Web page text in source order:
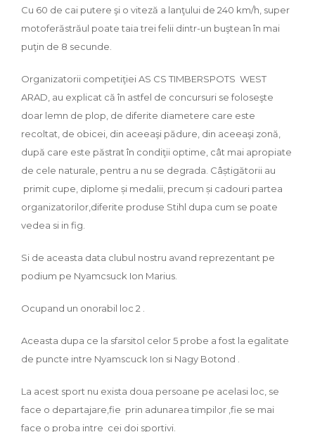
Cu 60 de cai putere şi o viteză a lanţului de 240 km/h, super
motoferăstrăul poate taia trei felii dintr-un buştean în mai
puţin de 8 secunde.
Organizatorii competiţiei AS CS TIMBERSPOTS WEST
ARAD, au explicat că în astfel de concursuri se foloseşte
doar lemn de plop, de diferite diametere care este
recoltat, de obicei, din aceeaşi pădure, din aceeaşi zonă,
după care este păstrat în condiţii optime, cât mai apropiate
de cele naturale, pentru a nu se degrada. Câștigătorii au
primit cupe, diplome și medalii, precum și cadouri partea
organizatorilor,diferite produse Stihl dupa cum se poate
vedea si in fig.
Si de aceasta data clubul nostru avand reprezentant pe
podium pe Nyamcsuck Ion Marius.
Ocupand un onorabil loc 2 .
Aceasta dupa ce la sfarsitol celor 5 probe a fost la egalitate
de puncte intre Nyamscuck Ion si Nagy Botond .
La acest sport nu exista doua persoane pe acelasi loc, se
face o departajare,fie prin adunarea timpilor ,fie se mai
face o proba intre cei doi sportivi.